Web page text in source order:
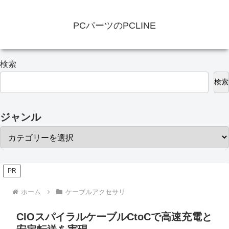
PCパーツのPCLINE
検索
検索
ジャンル
PR
ホーム ケーブルアクセサリ
CIOスパイラルケーブルCtoCで高速充電と